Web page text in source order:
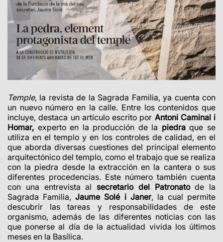
Temple, la revista de la Sagrada Familia, ya cuenta con
un nuevo número en la calle. Entre los contenidos que
incluye, destaca un artículo escrito por Antoni Caminal i
Homar, experto en la producción de la piedraque se
utiliza en el templo y en los controles de calidad, en el
que aborda diversas cuestiones del principal elemento
arquitectónico del templo, como el trabajo que se realiza
con la piedra desde la extracción en la cantera o sus
diferentes procedencias. Este número también cuenta
con una entrevista al secretario del Patronatode la
Sagrada Familia,Jaume Solé i Janer, la cual permite
descubrir las tareas y responsabilidades de este
organismo, además de las diferentes noticias con las
que ponerse al día de la actualidad vivida los últimos
meses en la Basílica.